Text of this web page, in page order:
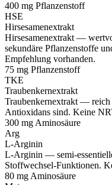
400 mg Pflanzenstoff
HSE
Hirsesamenextrakt
Hirsesamenextrakt —
sekundäre Pflanzenstoffe
Empfehlung vorhanden.
75 mg Pflanzenstoff
TKE
Traubenkernextrakt
Traubenkernextrakt — reich
Antioxidans sind. Keine
300 mg Aminosäure
Arg
L-Arginin
L-Arginin — semi-
Stoffwechsel-Funktionen.
80 mg Aminosäure